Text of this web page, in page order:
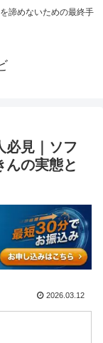
諦めないための最終手
必見｜ソフ
んの実態と
2026.03.12